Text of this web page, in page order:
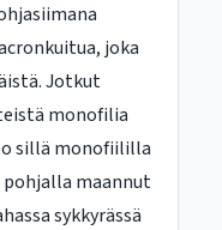
joka
Jotkut
monofilia
sillä monofiililla
pohjalla maannut
sykkyrässä